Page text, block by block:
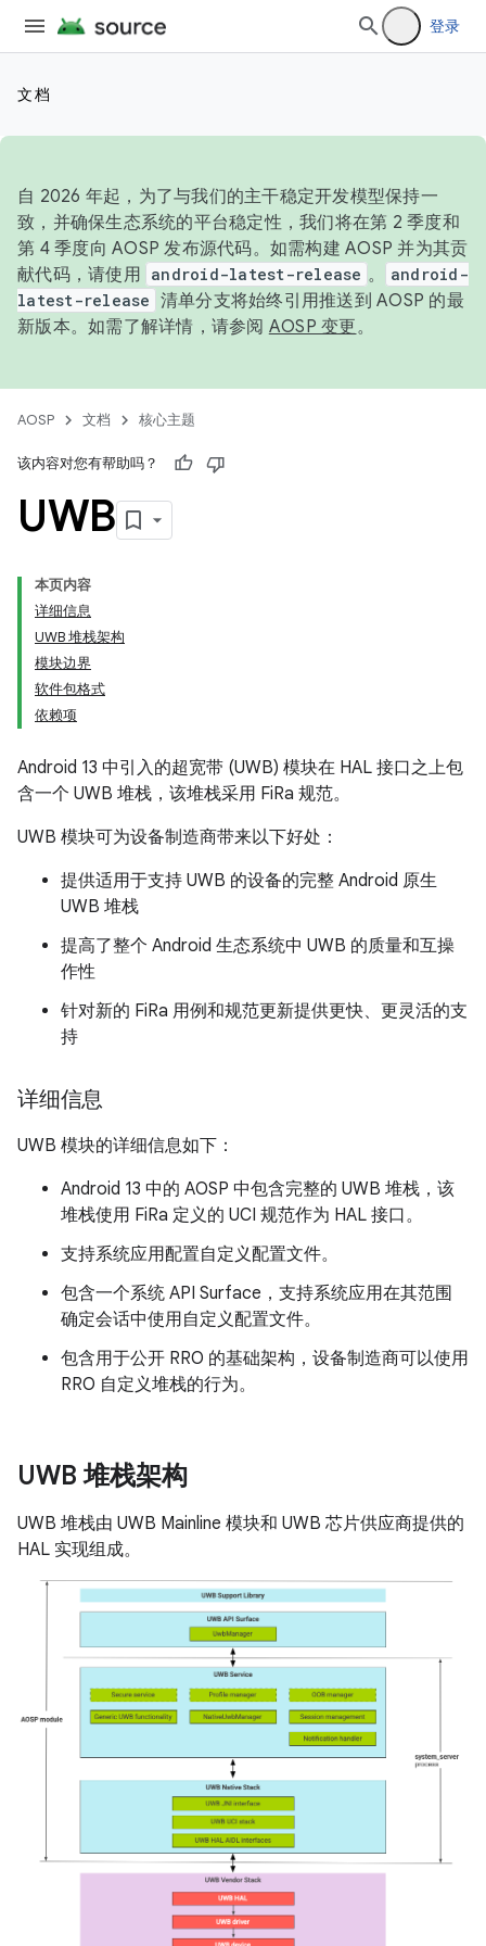
登录
文档
自 2026 年起，为了与我们的主干稳定开发模型保持一
致，并确保生态系统的平台稳定性，我们将在第 2 季度和
第 4 季度向 AOSP 发布源代码。如需构建 AOSP 并为其贡
献代码，请使用 android-latest-release 。
android-
latest-release 清单分支将始终引用推送到 AOSP 的最
新版本。如需了解详情，请参阅 AOSP 变更。
AOSP 文档 核心主题
该内容对您有帮助吗？
UWB
本页内容
详细信息
UWB 堆栈架构
模块边界
软件包格式
依赖项
Android 13 中引入的超宽带 (UWB) 模块在 HAL 接口之上包
含一个 UWB 堆栈，该堆栈采用 FiRa 规范。
UWB 模块可为设备制造商带来以下好处：
提供适用于支持 UWB 的设备的完整 Android 原生
UWB 堆栈
提高了整个 Android 生态系统中 UWB 的质量和互操
作性
针对新的 FiRa 用例和规范更新提供更快、更灵活的支
持
详细信息
UWB 模块的详细信息如下：
Android 13 中的 AOSP 中包含完整的 UWB 堆栈，该
堆栈使用 FiRa 定义的 UCI 规范作为 HAL 接口。
支持系统应用配置自定义配置文件。
包含一个系统 API Surface，支持系统应用在其范围
确定会话中使用自定义配置文件。
包含用于公开 RRO 的基础架构，设备制造商可以使用
RRO 自定义堆栈的行为。
UWB 堆栈架构
UWB 堆栈由 UWB Mainline 模块和 UWB 芯片供应商提供的
HAL 实现组成。